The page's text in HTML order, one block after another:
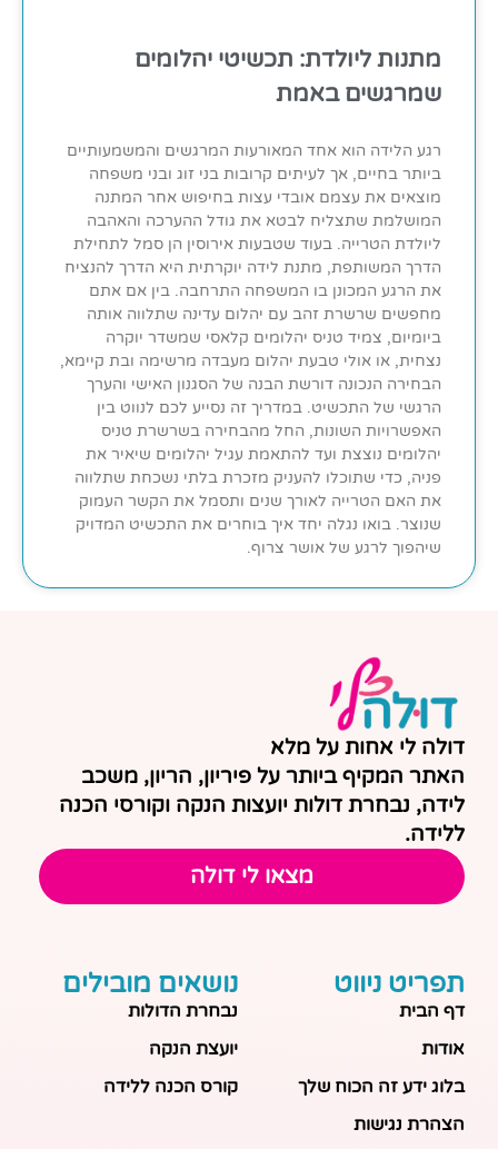
מתנות ליולדת: תכשיטי יהלומים
שמרגשים באמת
רגע הלידה הוא אחד המאורעות המרגשים והמשמעותיים
ביותר בחיים, אך לעיתים קרובות בני זוג ובני משפחה
מוצאים את עצמם אובדי עצות בחיפוש אחר המתנה
המושלמת שתצליח לבטא את גודל ההערכה והאהבה
ליולדת הטרייה. בעוד שטבעות אירוסין הן סמל לתחילת
הדרך המשותפת, מתנת לידה יוקרתית היא הדרך להנציח
את הרגע המכונן בו המשפחה התרחבה. בין אם אתם
מחפשים שרשרת זהב עם יהלום עדינה שתלווה אותה
ביומיום, צמיד טניס יהלומים קלאסי שמשדר יוקרה
נצחית, או אולי טבעת יהלום מעבדה מרשימה ובת קיימא,
הבחירה הנכונה דורשת הבנה של הסגנון האישי והערך
הרגשי של התכשיט. במדריך זה נסייע לכם לנווט בין
האפשרויות השונות, החל מהבחירה בשרשרת טניס
יהלומים נוצצת ועד להתאמת עגיל יהלומים שיאיר את
פניה, כדי שתוכלו להעניק מזכרת בלתי נשכחת שתלווה
את האם הטרייה לאורך שנים ותסמל את הקשר העמוק
שנוצר. בואו נגלה יחד איך בוחרים את התכשיט המדויק
שיהפוך לרגע של אושר צרוף.
דולה לי אחות על מלא
האתר המקיף ביותר על פיריון, הריון, משכב
לידה, נבחרת דולות יועצות הנקה וקורסי הכנה
ללידה.
מצאו לי דולה
תפריט ניווט
דף הבית
אודות
בלוג ידע זה הכוח שלך
הצהרת נגישות
נושאים מובילים
נבחרת הדולות
יועצת הנקה
קורס הכנה ללידה